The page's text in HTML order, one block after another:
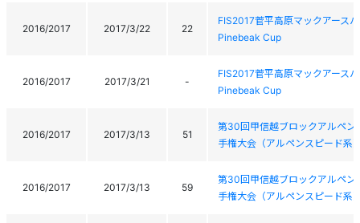
2016/2017 2017/3/22 22
FIS2017菅平高原マックアース
Pinebeak Cup
2016/2017 2017/3/21 -
FIS2017菅平高原マックアース
Pinebeak Cup
2016/2017 2017/3/13 51
第30回甲信越ブロックアルペ
手権大会（アルペンスピード
2016/2017 2017/3/13 59
第30回甲信越ブロックアルペ
手権大会（アルペンスピード